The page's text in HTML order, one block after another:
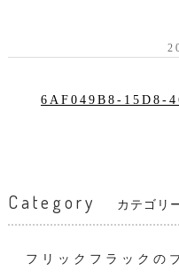
6AF049B8-15D8-
Category カテゴリ
フリックフラックの